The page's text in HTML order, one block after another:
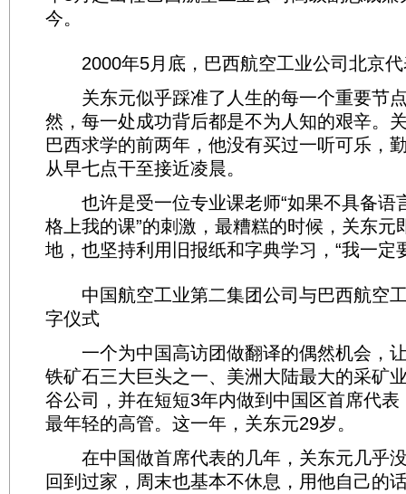
今。
2000年5月底，巴西航空工业公司北京代
关东元似乎踩准了人生的每一个重要节
然，每一处成功背后都是不为人知的艰辛。
巴西求学的前两年，他没有买过一听可乐，
从早七点干至接近凌晨。
也许是受一位专业课老师“如果不具备语
格上我的课”的刺激，最糟糕的时候，关东元
地，也坚持利用旧报纸和字典学习，“我一定
中国航空工业第二集团公司与巴西航空
字仪式
一个为中国高访团做翻译的偶然机会，
铁矿石三大巨头之一、美洲大陆最大的采矿
谷公司，并在短短3年内做到中国区首席代
最年轻的高管。这一年，关东元29岁。
在中国做首席代表的几年，关东元几乎
回到过家，周末也基本不休息，用他自己的